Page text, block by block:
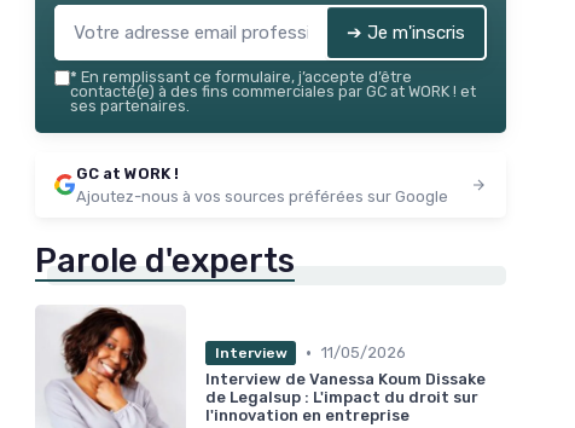
➔ Je m'inscris
* En remplissant ce formulaire, j’accepte d’être
contacté(e) à des fins commerciales par GC at WORK ! et
ses partenaires.
GC at WORK !
Ajoutez-nous à vos sources préférées sur Google
Parole d'experts
Interview • 11/05/2026
Interview de Vanessa Koum Dissake
de Legalsup : L'impact du droit sur
l'innovation en entreprise